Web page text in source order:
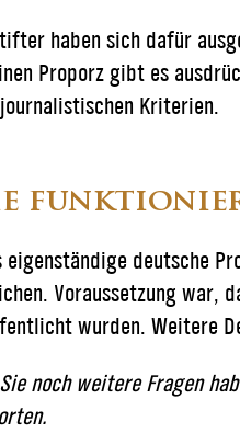
haben sich dafür
Proporz gibt es
Kriterien.
eigenständige deutsche
Voraussetzung war,
wurden. Weitere
noch weitere Fragen